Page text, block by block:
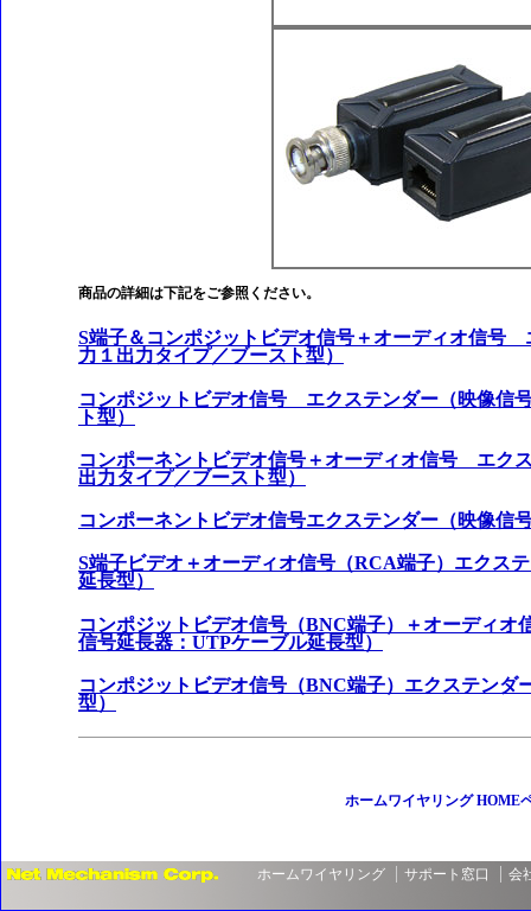
商品の詳細は下記をご参照ください。
S端子＆コンポジットビデオ信号＋オーディオ信号
力１出力タイプ／ブースト型）
コンポジットビデオ信号 エクステンダー（映像信
ト型）
コンポーネントビデオ信号＋オーディオ信号 エク
出力タイプ／ブースト型）
コンポーネントビデオ信号エクステンダー（映像信
S端子ビデオ＋オーディオ信号（RCA端子）エクス
延長型）
コンポジットビデオ信号（BNC端子）＋オーディ
信号延長器：UTPケーブル延長型）
コンポジットビデオ信号（BNC端子）エクステンダ
型）
ホームワイヤリング HOME
ホームワイヤリング サポート窓口 会